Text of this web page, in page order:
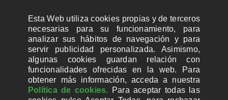
SUSCRIBIRME A LA NEWSLETTER
SÍGUENOS
Esta Web utiliza cookies propias y de terceros
necesarias para su funcionamiento, para
analizar sus hábitos de navegación y para
servir publicidad personalizada. Asimismo,
algunas cookies guardan relación con
funcionalidades ofrecidas en la web. Para
obtener más información, acceda a nuestra
Política de cookies. Para aceptar todas las